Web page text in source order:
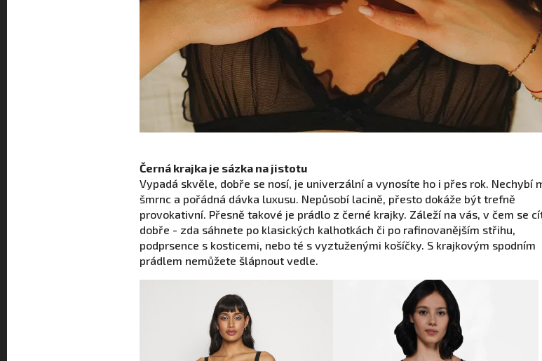
Černá krajka je sázka na jistotu
Vypadá skvěle, dobře se nosí, je univerzální a vynosíte ho i přes rok. Nechybí
šmrnc a pořádná dávka luxusu. Nepůsobí lacině, přesto dokáže být trefně
provokativní. Přesně takové je prádlo z černé krajky. Záleží na vás, v čem se
dobře - zda sáhnete po klasických kalhotkách či po rafinovanějším střihu,
podprsence s kosticemi, nebo té s vyztuženými košíčky. S krajkovým spodním
prádlem nemůžete šlápnout vedle.